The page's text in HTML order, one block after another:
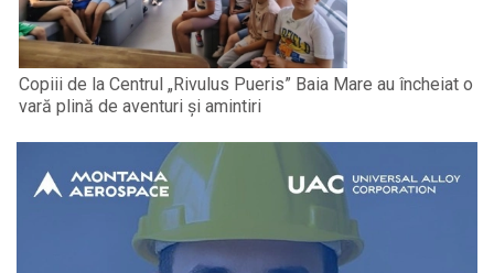
Copiii de la Centrul „Rivulus Pueris” Baia Mare au încheiat o
vară plină de aventuri și amintiri